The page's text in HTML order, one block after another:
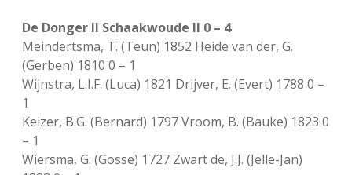
De Donger II Schaakwoude II 0 – 4
Meindertsma, T. (Teun) 1852 Heide van der, G.
(Gerben) 1810 0 – 1
Wijnstra, L.I.F. (Luca) 1821 Drijver, E. (Evert) 1788 0 –
1
Keizer, B.G. (Bernard) 1797 Vroom, B. (Bauke) 1823 0
– 1
Wiersma, G. (Gosse) 1727 Zwart de, J.J. (Jelle-Jan)